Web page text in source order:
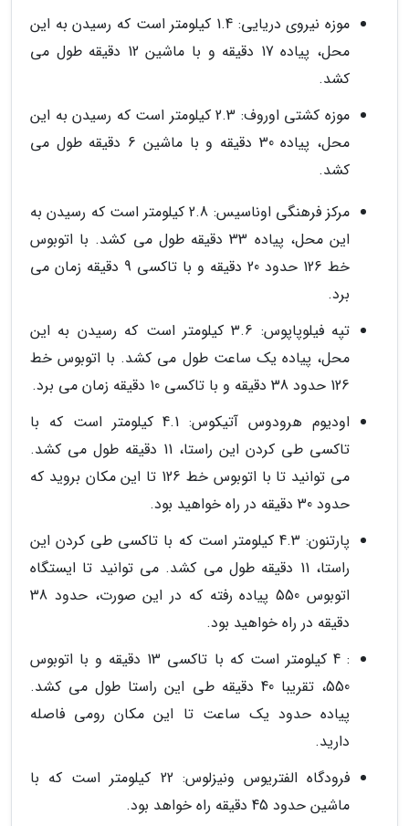
موزه نیروی دریایی: 1.4 کیلومتر است که رسیدن به این
محل، پیاده 17 دقیقه و با ماشین 12 دقیقه طول می
کشد.
موزه کشتی اوروف: 2.3 کیلومتر است که رسیدن به این
محل، پیاده 30 دقیقه و با ماشین 6 دقیقه طول می
کشد.
مرکز فرهنگی اوناسیس: 2.8 کیلومتر است که رسیدن به
این محل، پیاده 33 دقیقه طول می کشد. با اتوبوس
خط 126 حدود 20 دقیقه و با تاکسی 9 دقیقه زمان می
برد.
تپه فیلوپاپوس: 3.6 کیلومتر است که رسیدن به این
محل، پیاده یک ساعت طول می کشد. با اتوبوس خط
126 حدود 38 دقیقه و با تاکسی 10 دقیقه زمان می برد.
اودیوم هرودوس آتیکوس: 4.1 کیلومتر است که با
تاکسی طی کردن این راستا، 11 دقیقه طول می کشد.
می توانید تا با اتوبوس خط 126 تا این مکان بروید که
حدود 30 دقیقه در راه خواهید بود.
پارتنون: 4.3 کیلومتر است که با تاکسی طی کردن این
راستا، 11 دقیقه طول می کشد. می توانید تا ایستگاه
اتوبوس 550 پیاده رفته که در این صورت، حدود 38
دقیقه در راه خواهید بود.
: 4 کیلومتر است که با تاکسی 13 دقیقه و با اتوبوس
550، تقریبا 40 دقیقه طی این راستا طول می کشد.
پیاده حدود یک ساعت تا این مکان رومی فاصله
دارید.
فرودگاه الفتریوس ونیزلوس: 22 کیلومتر است که با
ماشین حدود 45 دقیقه راه خواهد بود.